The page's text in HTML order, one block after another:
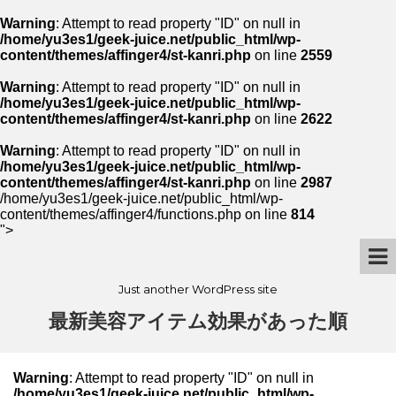
Warning: Attempt to read property "ID" on null in
/home/yu3es1/geek-juice.net/public_html/wp-
content/themes/affinger4/st-kanri.php on line 2559
Warning: Attempt to read property "ID" on null in
/home/yu3es1/geek-juice.net/public_html/wp-
content/themes/affinger4/st-kanri.php on line 2622
Warning: Attempt to read property "ID" on null in
/home/yu3es1/geek-juice.net/public_html/wp-
content/themes/affinger4/st-kanri.php on line 2987
/home/yu3es1/geek-juice.net/public_html/wp-
content/themes/affinger4/functions.php on line 814
">
Just another WordPress site
最新美容アイテム効果があった順
Warning: Attempt to read property "ID" on null in